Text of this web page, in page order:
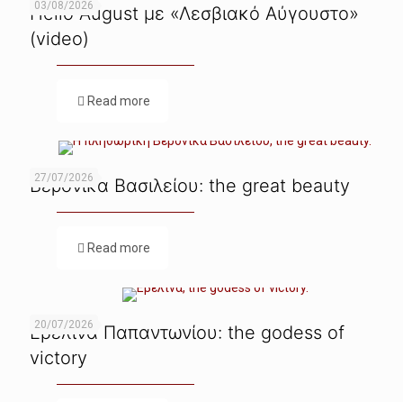
03/08/2026
Hello August με «Λεσβιακό Αύγουστο»
(video)
Read more
27/07/2026
Βερόνικα Βασιλείου: the great beauty
Read more
20/07/2026
Εβελίνα Παπαντωνίου: the godess of
victory